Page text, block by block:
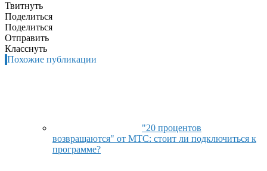
Твитнуть
Поделиться
Поделиться
Отправить
Класснуть
Похожие публикации
"20 процентов
возвращаются" от МТС: стоит ли подключиться к
программе?